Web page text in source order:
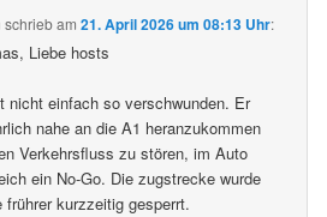
schriebam21. April 2026 um 08:13 Uhr:
Liebe hosts
nicht einfach so verschwunden. Er
nahe an die A1 heranzukommen
Verkehrsfluss zu stören, im Auto
ein No-Go. Die zugstrecke wurde
frührer kurzzeitig gesperrt.